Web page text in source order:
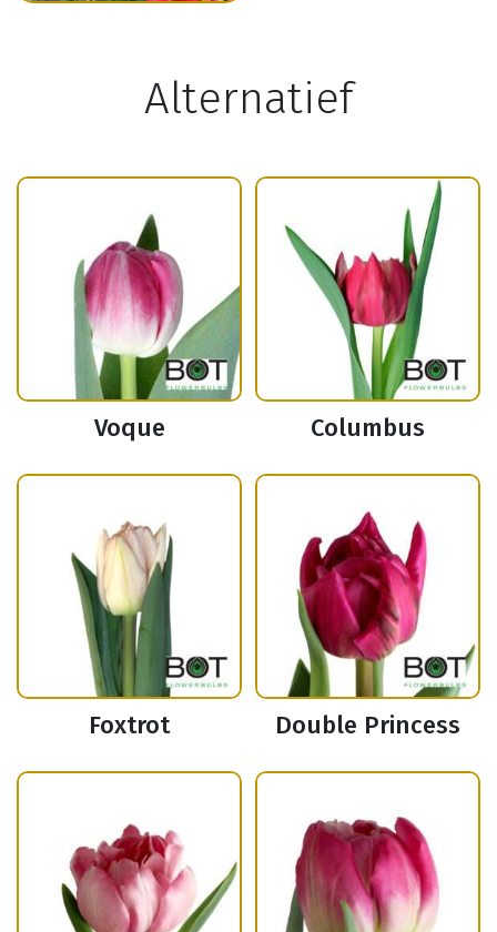
Alternatief
Voque Columbus
Foxtrot Double Princess